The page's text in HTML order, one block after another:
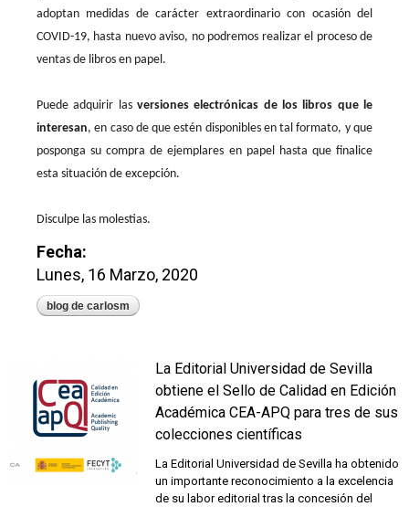
adoptan medidas de carácter extraordinario con ocasión del
COVID-19, hasta nuevo aviso, no podremos realizar el proceso de
ventas de libros en papel.
Puede adquirir las versiones electrónicas de los libros que le
interesan, en caso de que estén disponibles en tal formato, y que
posponga su compra de ejemplares en papel hasta que finalice
esta situación de excepción.
Disculpe las molestias.
Fecha:
Lunes, 16 Marzo, 2020
blog de carlosm
La Editorial Universidad de Sevilla
obtiene el Sello de Calidad en Edición
Académica CEA-APQ para tres de sus
colecciones científicas
La Editorial Universidad de Sevilla ha obtenido
un importante reconocimiento a la excelencia
de su labor editorial tras la concesión del